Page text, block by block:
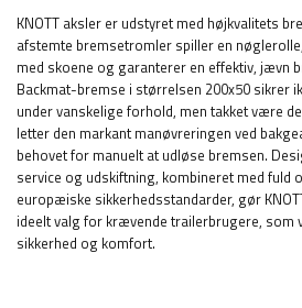
KNOTT aksler er udstyret med højkvalitets
afstemte bremsetromler spiller en
med skoene og garanterer en effektiv, jævn
Backmat-bremse i størrelsen 200x50 sikrer
under vanskelige forhold, men takket være
letter den markant manøvreringen ved
behovet for manuelt at udløse bremsen.
service og udskiftning, kombineret med fuld
europæiske sikkerhedsstandarder, gør
ideelt valg for krævende trailerbrugere,
sikkerhed og komfort.